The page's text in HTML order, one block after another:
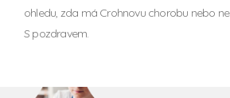
ohledu, zda má Crohnovu chorobu nebo ne.
S pozdravem.